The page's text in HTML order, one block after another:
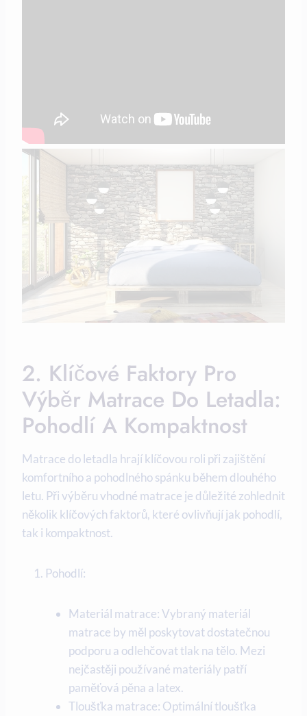
2. Klíčové Faktory Pro
Výběr Matrace Do Letadla:
Pohodlí A Kompaktnost
Matrace do letadla hrají klíčovou roli při zajištění
komfortního a pohodlného spánku během dlouhého
letu. Při výběru vhodné matrace je důležité zohlednit
několik klíčových faktorů, které ovlivňují jak pohodlí,
tak i kompaktnost.
Pohodlí:
Materiál matrace: Vybraný materiál
matrace by měl poskytovat dostatečnou
podporu a odlehčovat tlak na tělo. Mezi
nejčastěji používané materiály patří
paměťová pěna a latex.
Tloušťka matrace: Optimální tloušťka